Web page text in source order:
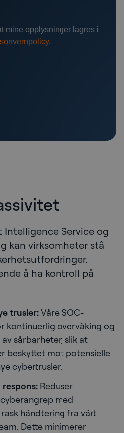
Intelligence Service og
kan virksomheter stå
å ha kontroll på
trusler:Våre SOC-
kontinuerlig overvåking og
sårbarheter, slik at
beskyttet mot potensielle
cybertrusler.
respons: Reduser
med
håndtering fra vårt
Dette minimerer